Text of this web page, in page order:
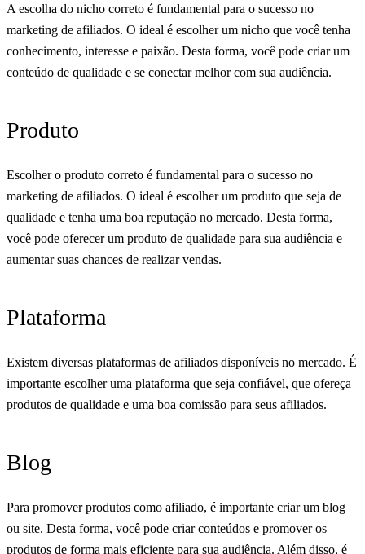
A escolha do nicho correto é fundamental para o sucesso no
marketing de afiliados. O ideal é escolher um nicho que você tenha
conhecimento, interesse e paixão. Desta forma, você pode criar um
conteúdo de qualidade e se conectar melhor com sua audiência.
Produto
Escolher o produto correto é fundamental para o sucesso no
marketing de afiliados. O ideal é escolher um produto que seja de
qualidade e tenha uma boa reputação no mercado. Desta forma,
você pode oferecer um produto de qualidade para sua audiência e
aumentar suas chances de realizar vendas.
Plataforma
Existem diversas plataformas de afiliados disponíveis no mercado. É
importante escolher uma plataforma que seja confiável, que ofereça
produtos de qualidade e uma boa comissão para seus afiliados.
Blog
Para promover produtos como afiliado, é importante criar um blog
ou site. Desta forma, você pode criar conteúdos e promover os
produtos de forma mais eficiente para sua audiência. Além disso, é